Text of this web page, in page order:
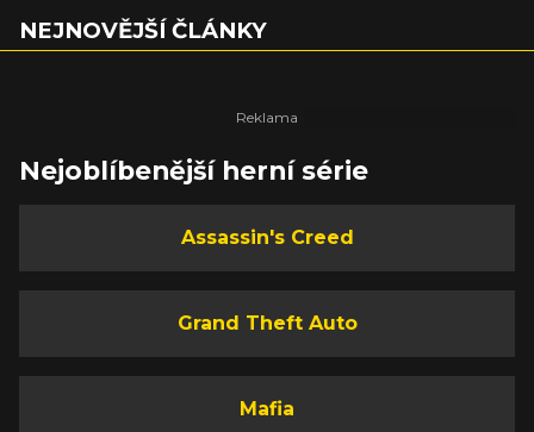
NEJNOVĚJŠÍ ČLÁNKY
Nejoblíbenější herní série
Assassin's Creed
Grand Theft Auto
Mafia